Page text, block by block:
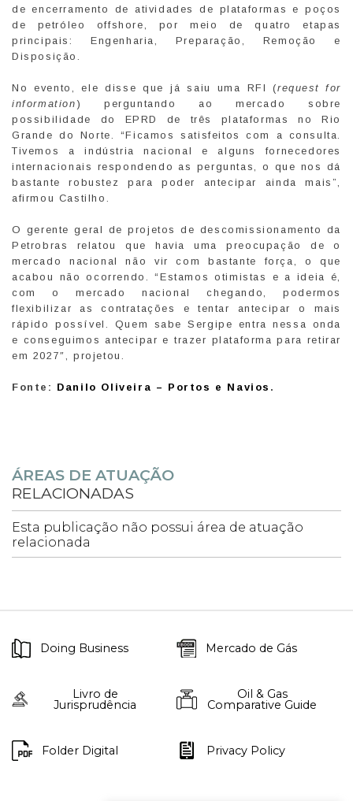
de encerramento de atividades de plataformas e poços
de petróleo offshore, por meio de quatro etapas
principais: Engenharia, Preparação, Remoção e
Disposição.
No evento, ele disse que já saiu uma RFI (request for
information) perguntando ao mercado sobre
possibilidade do EPRD de três plataformas no Rio
Grande do Norte. “Ficamos satisfeitos com a consulta.
Tivemos a indústria nacional e alguns fornecedores
internacionais respondendo as perguntas, o que nos dá
bastante robustez para poder antecipar ainda mais”,
afirmou Castilho.
O gerente geral de projetos de descomissionamento da
Petrobras relatou que havia uma preocupação de o
mercado nacional não vir com bastante força, o que
acabou não ocorrendo. “Estamos otimistas e a ideia é,
com o mercado nacional chegando, podermos
flexibilizar as contratações e tentar antecipar o mais
rápido possível. Quem sabe Sergipe entra nessa onda
e conseguimos antecipar e trazer plataforma para retirar
em 2027″, projetou.
Fonte: Danilo Oliveira – Portos e Navios .
ÁREAS DE ATUAÇÃO
RELACIONADAS
Esta publicação não possui área de atuação
relacionada
Doing Business Mercado de Gás
Livro de
Jurisprudência
Oil & Gas
Comparative Guide
Folder Digital Privacy Policy